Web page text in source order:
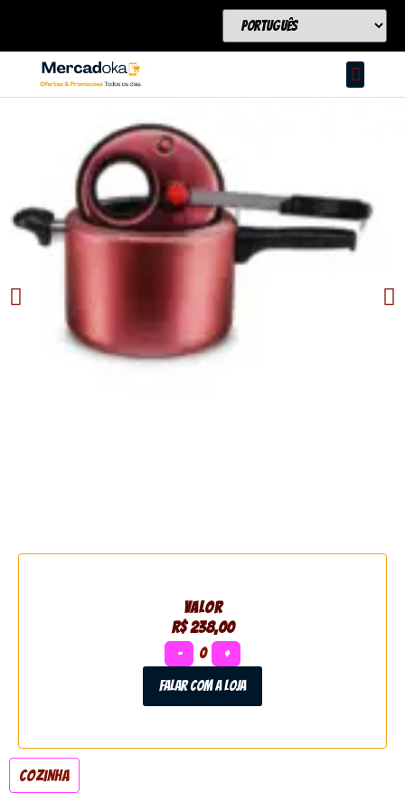
VALOR
R$ 238,00
− 0 +
Falar com a loja
Cozinha